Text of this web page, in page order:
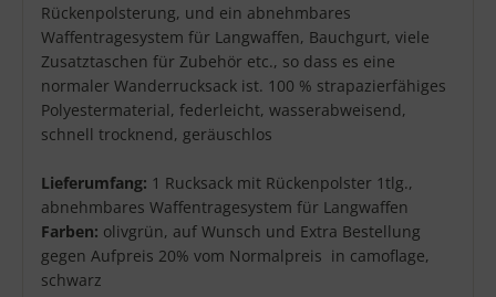
Rückenpolsterung, und ein abnehmbares
Waffentragesystem für Langwaffen, Bauchgurt, viele
Zusatztaschen für Zubehör etc., so dass es eine
normaler Wanderrucksack ist. 100 % strapazierfähiges
Polyestermaterial, federleicht, wasserabweisend,
schnell trocknend, geräuschlos
Lieferumfang: 1 Rucksack mit Rückenpolster 1tlg.,
abnehmbares Waffentragesystem für Langwaffen
Farben: olivgrün, auf Wunsch und Extra Bestellung
gegen Aufpreis 20% vom Normalpreis in camoflage,
schwarz